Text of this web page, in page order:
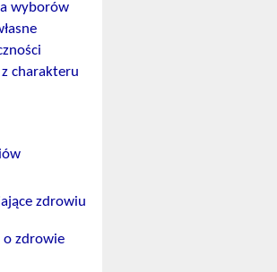
wyborów
charakteru
zdrowiu
o zdrowie